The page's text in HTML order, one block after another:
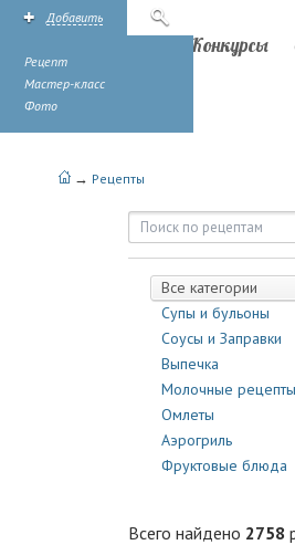
Добавить
Рецепт
Мастер-класс
Фото
Конкурсы
→ Рецепты
Рецепты |
Все категории
Супы и бульоны
Соусы и Заправки
Выпечка
Молочные рецепты
Омлеты
Аэрогриль
Фруктовые блюда
Всего найдено 2758